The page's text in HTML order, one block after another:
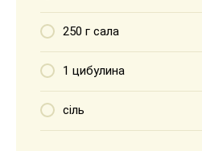
250 г сала
1 цибулина
сіль